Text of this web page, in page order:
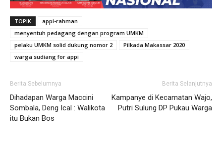
TOPIK
appi-rahman
menyentuh pedagang dengan program UMKM
pelaku UMKM solid dukung nomor 2
Pilkada Makassar 2020
warga sudiang for appi
Berita Sebelumnya
Dihadapan Warga Maccini
Sombala, Deng Ical : Walikota
itu Bukan Bos
Berita Selanjutnya
Kampanye di Kecamatan Wajo,
Putri Sulung DP Pukau Warga